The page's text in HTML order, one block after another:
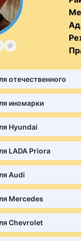
отечественного
иномарки
Hyundai
LADA Priora
Audi
Mercedes
Chevrolet